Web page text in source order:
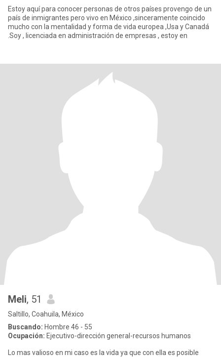
Estoy aquí para conocer personas de otros países provengo de un
país de inmigrantes pero vivo en México ,sinceramente coincido
mucho con la mentalidad y forma de vida europea ,Usa y Canadá
.Soy , licenciada en administración de empresas , estoy en
Meli, 51
Saltillo, Coahuila, México
Buscando: Hombre 46 - 55
Ocupación: Ejecutivo-dirección general-recursos humanos
Lo mas valioso en mi caso es la vida ya que con ella es posible